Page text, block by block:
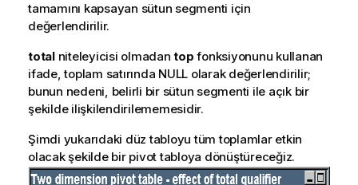
tamamını kapsayan sütun segmenti için
değerlendirilir.
totalniteleyicisi olmadantop fonksiyonunu kullanan
ifade, toplam satırında NULL olarak değerlendirilir;
bunun nedeni, belirli bir sütun segmenti ile açık bir
şekilde ilişkilendirilememesidir.
Şimdi yukarıdaki düz tabloyu tüm toplamlar etkin
olacak şekilde bir pivot tabloya dönüştüreceğiz.